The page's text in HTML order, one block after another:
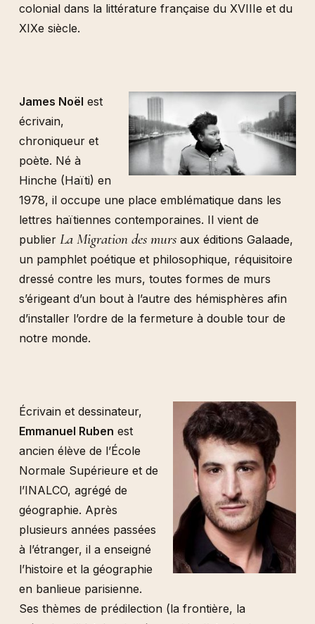
colonial dans la littérature française du XVIIIe et du
XIXe siècle.
James Noël est
écrivain,
chroniqueur et
poète. Né à
Hinche (Haïti) en
1978, il occupe une place emblématique dans les
lettres haïtiennes contemporaines. Il vient de
publier La Migration des mursaux éditions Galaade,
un pamphlet poétique et philosophique, réquisitoire
dressé contre les murs, toutes formes de murs
s’érigeant d’un bout à l’autre des hémisphères afin
d’installer l’ordre de la fermeture à double tour de
notre monde.
Écrivain et dessinateur,
Emmanuel Ruben est
ancien élève de l’École
Normale Supérieure et de
l’INALCO, agrégé de
géographie. Après
plusieurs années passées
à l’étranger, il a enseigné
l’histoire et la géographie
en banlieue parisienne.
Ses thèmes de prédilection (la frontière, la